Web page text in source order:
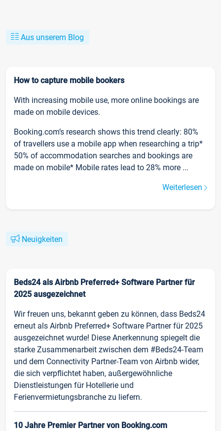
Aus unserem Blog
How to capture mobile bookers
With increasing mobile use, more online bookings are
made on mobile devices.
Booking.com’s research shows this trend clearly: 80%
of travellers use a mobile app when researching a trip*
50% of accommodation searches and bookings are
made on mobile* Mobile rates lead to 28% more ...
Weiterlesen
Neuigkeiten
Beds24 als Airbnb Preferred+ Software Partner für
2025 ausgezeichnet
Wir freuen uns, bekannt geben zu können, dass Beds24
erneut als Airbnb Preferred+ Software Partner für 2025
ausgezeichnet wurde! Diese Anerkennung spiegelt die
starke Zusammenarbeit zwischen dem #Beds24-Team
und dem Connectivity Partner-Team von Airbnb wider,
die sich verpflichtet haben, außergewöhnliche
Dienstleistungen für Hotellerie und
Ferienvermietungsbranche zu liefern.
10 Jahre Premier Partner von Booking.com